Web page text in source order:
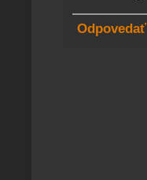
Odpovedať